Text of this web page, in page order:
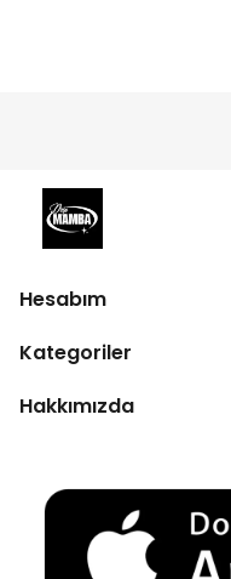
Hesabım
Kategoriler
Hakkımızda